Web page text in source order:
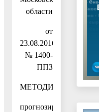
области
от
23.08.2016
№ 1400-
ППЗ
МЕТОДИКА
прогнозирования